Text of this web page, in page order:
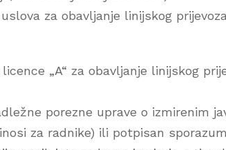
za obavljanje linijskog
„A“ za obavljanje linijskog
porezne uprave o izmirenim
za radnike) ili potpisan